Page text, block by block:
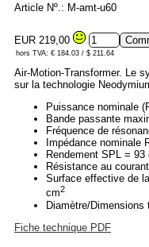
Article Nº.: M-amt-u60
EUR 219,00
hors TVA: € 184.03 / $ 211.64
Air-Motion-Transformer. Le
sur la technologie
Puissance nominale
Bande passante
Fréquence de
Impédance nominale
Rendement SPL =
Résistance au
Surface effective de
cm2
Diamètre/
Fiche technique PDF